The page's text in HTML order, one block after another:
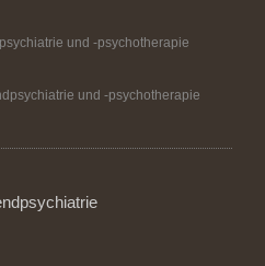
und -psychotherapie
und -psychotherapie